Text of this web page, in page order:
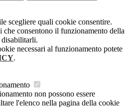
scegliere quali cookie consentire.
che consentono il funzionamento della
disabilitarli.
necessari al funzionamento potete
.
non possono essere
l'elenco nella pagina della cookie